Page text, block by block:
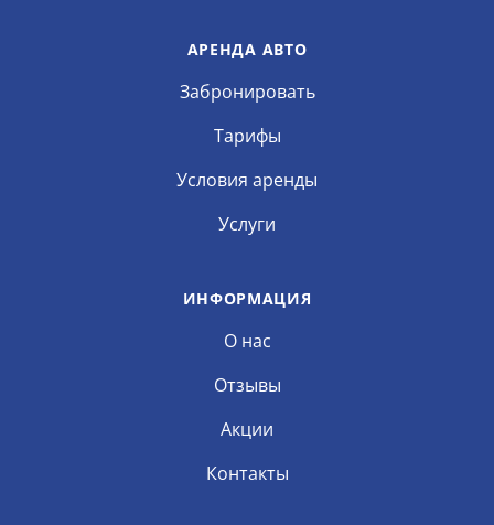
АРЕНДА АВТО
Забронировать
Тарифы
Условия аренды
Услуги
ИНФОРМАЦИЯ
О нас
Отзывы
Акции
Контакты